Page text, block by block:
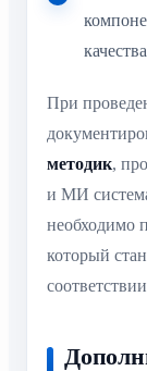
При
методик,
и МИ
необходимо
который